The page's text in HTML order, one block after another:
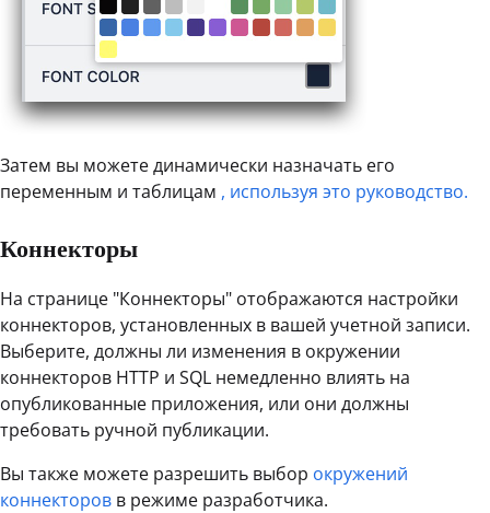
Затем вы можете динамически назначать его
переменным и таблицам , используя это руководство.
Коннекторы
На странице "Коннекторы" отображаются настройки
коннекторов, установленных в вашей учетной записи.
Выберите, должны ли изменения в окружении
коннекторов HTTP и SQL немедленно влиять на
опубликованные приложения, или они должны
требовать ручной публикации.
Вы также можете разрешить выбор окружений
коннекторов в режиме разработчика.